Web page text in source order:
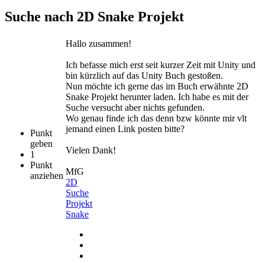
Suche nach 2D Snake Projekt
Punkt
geben
1
Punkt
anziehen
Hallo zusammen!
Ich befasse mich erst seit kurzer Zeit mit Unity und
bin kürzlich auf das Unity Buch gestoßen.
Nun möchte ich gerne das im Buch erwähnte 2D
Snake Projekt herunter laden. Ich habe es mit der
Suche versucht aber nichts gefunden.
Wo genau finde ich das denn bzw könnte mir vlt
jemand einen Link posten bitte?
Vielen Dank!
MfG
2D
Suche
Projekt
Snake